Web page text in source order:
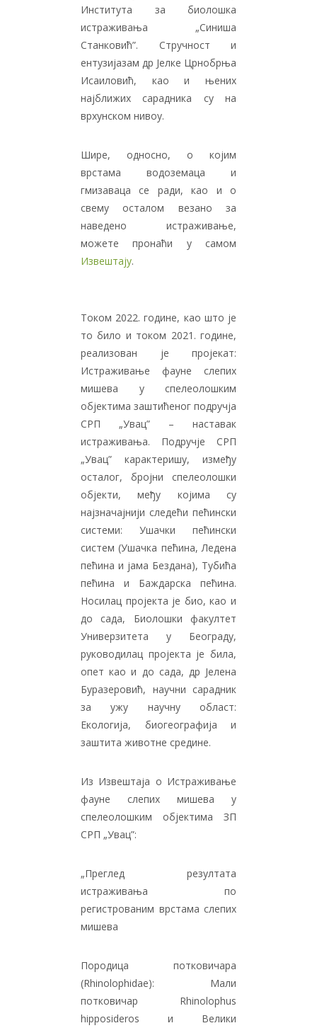
Института за биолошка
истраживања „Синиша
Станковић”. Стручност и
ентузијазам др Јелке Црнобрња
Исаиловић, као и њених
најближих сарадника су на
врхунском нивоу.
Шире, односно, о којим
врстама водоземаца и
гмизаваца се ради, као и о
свему осталом везано за
наведено истраживање,
можете пронаћи у самом
Извештају.
Током 2022. године, као што је
то било и током 2021. године,
реализован је пројекат:
Истраживање фауне слепих
мишева у спелеолошким
објектима заштићеног подручја
СРП „Увац” – наставак
истраживања. Подручје СРП
„Увац” карактеришу, између
осталог, бројни спелеолошки
објекти, међу којима су
најзначајнији следећи пећински
системи: Ушачки пећински
систем (Ушачка пећина, Ледена
пећина и јама Бездана), Тубића
пећина и Баждарска пећина.
Носилац пројекта је био, као и
до сада, Биолошки факултет
Универзитета у Београду,
руководилац пројекта је била,
опет као и до сада, др Јелена
Буразеровић, научни сарадник
за ужу научну област:
Екологија, биогеографија и
заштита животне средине.
Из Извештаја о Истраживање
фауне слепих мишева у
спелеолошким објектима ЗП
СРП „Увац”:
„Преглед резултата
истраживања по
регистрованим врстама слепих
мишева
Породица потковичара
(Rhinolophidae): Мали
потковичар Rhinolophus
hipposideros и Велики